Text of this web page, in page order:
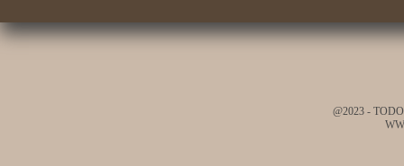
@2023 -